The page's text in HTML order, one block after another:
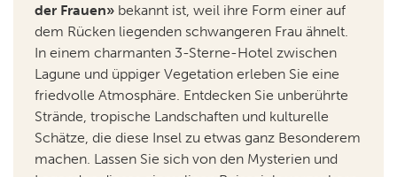
der Frauen» bekannt ist, weil ihre Form einer auf
dem Rücken liegenden schwangeren Frau ähnelt.
In einem charmanten 3-Sterne-Hotel zwischen
Lagune und üppiger Vegetation erleben Sie eine
friedvolle Atmosphäre. Entdecken Sie unberührte
Strände, tropische Landschaften und kulturelle
Schätze, die diese Insel zu etwas ganz Besonderem
machen. Lassen Sie sich von den Mysterien und